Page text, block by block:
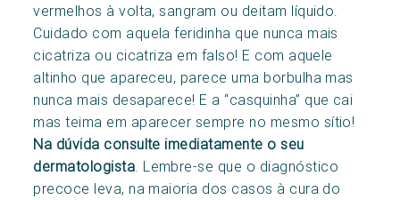
vermelhos à volta, sangram ou deitam líquido.
Cuidado com aquela feridinha que nunca mais
cicatriza ou cicatriza em falso! E com aquele
altinho que apareceu, parece uma borbulha mas
nunca mais desaparece! E a “casquinha” que cai
mas teima em aparecer sempre no mesmo sítio!
Na dúvida consulte imediatamente o seu
dermatologista . Lembre-se que o diagnóstico
precoce leva, na maioria dos casos à cura do